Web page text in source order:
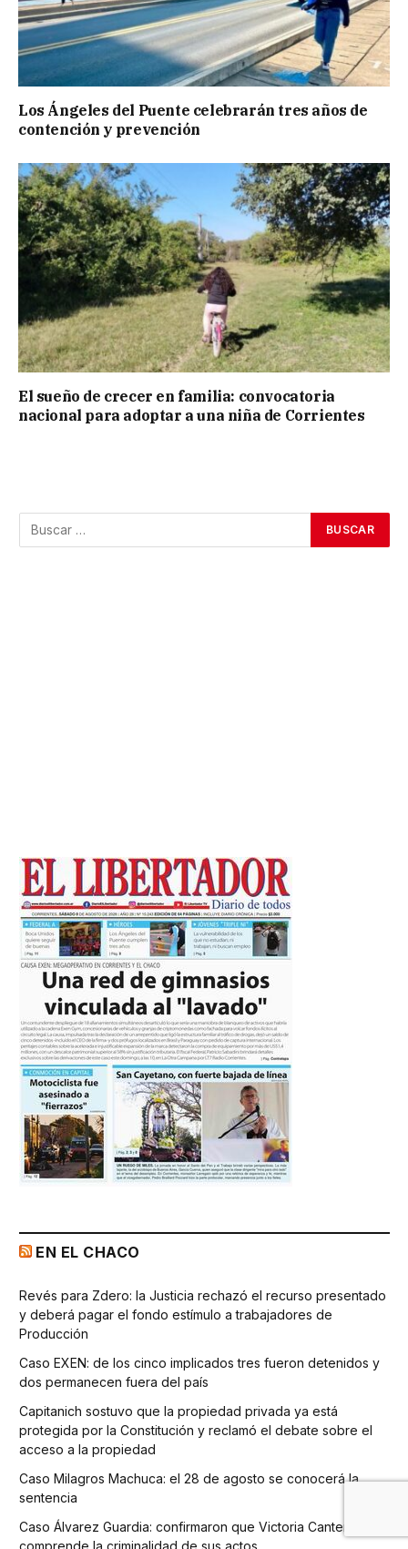
Los Ángeles del Puente celebrarán tres años de
contención y prevención
El sueño de crecer en familia: convocatoria
nacional para adoptar a una niña de Corrientes
EN EL CHACO
Revés para Zdero: la Justicia rechazó el recurso presentado
y deberá pagar el fondo estímulo a trabajadores de
Producción
Caso EXEN: de los cinco implicados tres fueron detenidos y
dos permanecen fuera del país
Capitanich sostuvo que la propiedad privada ya está
protegida por la Constitución y reclamó el debate sobre el
acceso a la propiedad
Caso Milagros Machuca: el 28 de agosto se conocerá la
sentencia
Caso Álvarez Guardia: confirmaron que Victoria Cantero
comprende la criminalidad de sus actos